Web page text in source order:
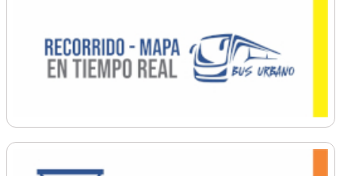
Ordenamiento
Promoción Social
Salud
Secretaría General